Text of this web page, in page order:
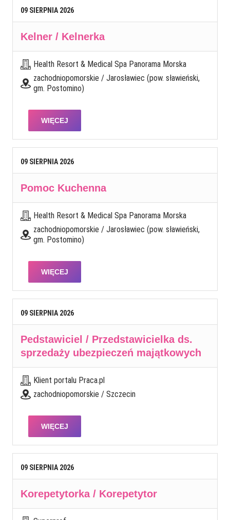
09 SIERPNIA 2026
Kelner / Kelnerka
Health Resort & Medical Spa Panorama Morska
zachodniopomorskie / Jarosławiec (pow. sławieński,
gm. Postomino)
WIĘCEJ
09 SIERPNIA 2026
Pomoc Kuchenna
Health Resort & Medical Spa Panorama Morska
zachodniopomorskie / Jarosławiec (pow. sławieński,
gm. Postomino)
WIĘCEJ
09 SIERPNIA 2026
Pedstawiciel / Przedstawicielka ds.
sprzedaży ubezpieczeń majątkowych
Klient portalu Praca.pl
zachodniopomorskie / Szczecin
WIĘCEJ
09 SIERPNIA 2026
Korepetytorka / Korepetytor